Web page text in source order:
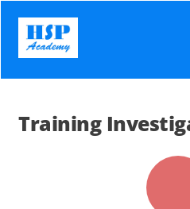
content
Training